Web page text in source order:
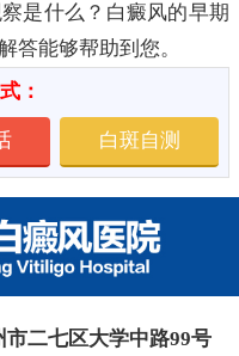
是什么？白癜风的早期
答能够帮助到您。
：
白斑自测
市二七区大学中路99号